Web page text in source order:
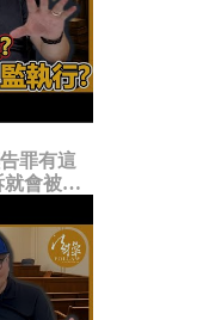
罪有這
就會被